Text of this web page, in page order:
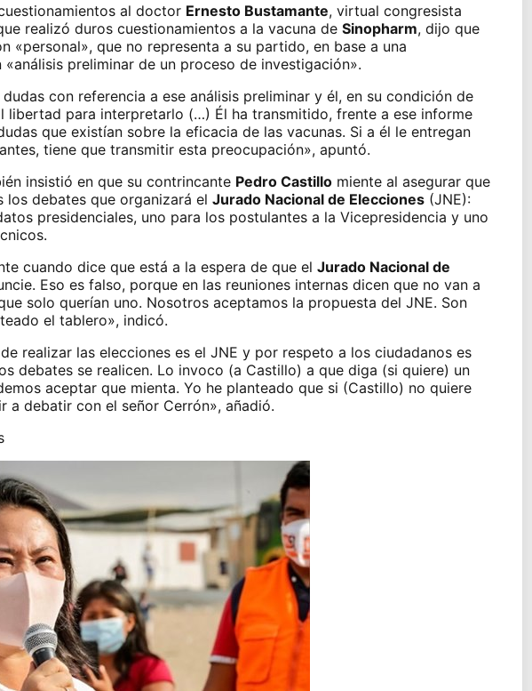
al doctor Ernesto Bustamante, virtual congresista
realizó duros cuestionamientos a la vacuna de Sinopharm, dijo que
«personal», que no representa a su partido, en base a una
preliminar de un proceso de investigación».
con referencia a ese análisis preliminar y él, en su condición de
libertad para interpretarlo (…) Él ha transmitido, frente a ese informe
que existían sobre la eficacia de las vacunas. Si a él le entregan
tiene que transmitir esta preocupación», apuntó.
insistió en que su contrincante Pedro Castillo miente al asegurar que
los debatesque organizará el Jurado Nacional de Elecciones(JNE):
presidenciales, uno para los postulantes a la Vicepresidencia y uno
cuando dice que está a la espera de que el Jurado Nacional de
Eso es falso, porque en las reuniones internas dicen que no van a
solo querían uno. Nosotros aceptamos la propuesta del JNE. Son
el tablero», indicó.
realizar las elecciones es el JNE y por respeto a los ciudadanos es
debates se realicen. Lo invoco (a Castillo) a que diga (si quiere) un
aceptar que mienta. Yo he planteado que si (Castillo) no quiere
a debatir con el señor Cerrón», añadió.